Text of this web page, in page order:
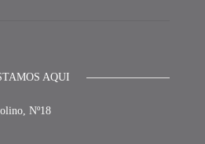
AQUI
Nº18